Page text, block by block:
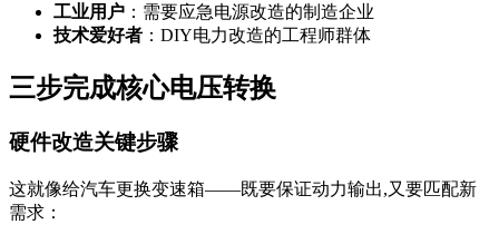
工业用户 ：需要应急电源改造的制造企业
技术爱好者 ：DIY电力改造的工程师群体
三步完成核心电压转换
硬件改造关键步骤
这就像给汽车更换变速箱——既要保证动力输出,又要匹配新
需求：